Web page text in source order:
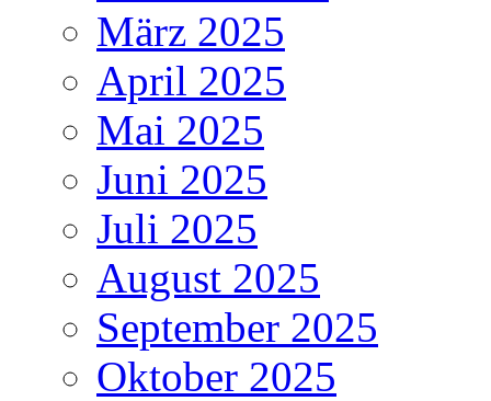
März 2025
April 2025
Mai 2025
Juni 2025
Juli 2025
August 2025
September 2025
Oktober 2025